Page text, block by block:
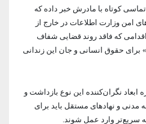
در تماسی کوتاه با مادرش خبر داده که
امن وزارت اطلاعات در خارج از
که فاقد روند قضایی شفاف
حقوق انسانی و جان این زندانی
ابعاد نگران‌کننده این نوع بازداشت و
مدنی و نهادهای مستقل باید برای
سریع‌تر وارد عمل شوند.